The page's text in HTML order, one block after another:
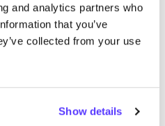
and analytics partners who
that you’ve
collected from your use
Show details